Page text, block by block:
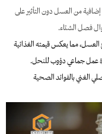
الممكن أيضًا جمع حوالي 24 كيلوغرامًا إضافية من العسل دون التأثير على
فصل الشتاء.
العسل، مما يعكس قيمته الغذائية
عمل جماعي دؤوب للنحل.
الغني بالفوائد الصحية